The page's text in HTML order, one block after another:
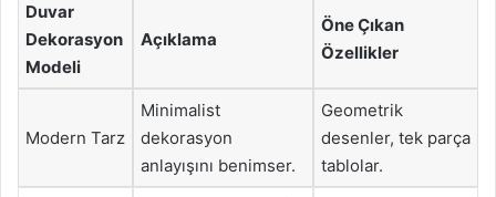
Duvar
Dekorasyon
Modeli
Açıklama
Öne Çıkan
Özellikler
Modern Tarz
Minimalist
dekorasyon
anlayışını benimser.
Geometrik
desenler, tek parça
tablolar.